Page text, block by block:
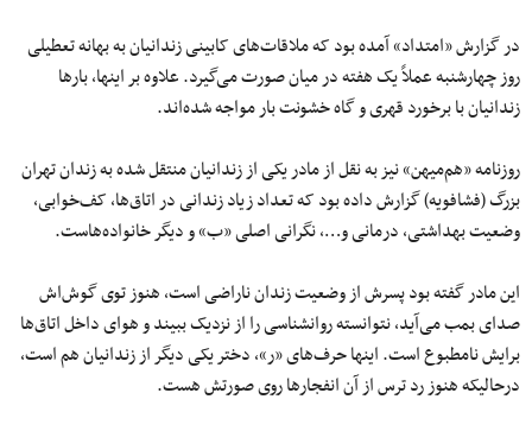
در گزارش «امتداد» آمده بود که ملاقات‌های کابینی زندانیان به بهانه تعطیلی
روز چهارشنبه عملاً یک هفته در میان صورت می‌گیرد. علاوه بر اینها، بارها
زندانیان با برخورد قهری و گاه خشونت بار مواجه شده‌اند.
روزنامه «هم‌میهن» نیز به نقل از مادر یکی از زندانیان منتقل شده به زندان تهران
بزرگ (فشافویه) گزارش داده بود که تعداد زیاد زندانی در اتاق‌‏ها، کف‌‏خوابی،
وضعیت بهداشتی، درمانی و…، نگرانی اصلی «ب» و دیگر خانواده‌‏هاست.
این مادر گفته بود پسرش از وضعیت زندان ناراضی است، هنوز توی گوش‌اش
صدای بمب می‌‏آید، نتوانسته روانشناسی را از نزدیک ببیند و هوای داخل اتاق‌‏ها
برایش نامطبوع است. اینها حرف‌‏های «ر»، دختر یکی دیگر از زندانیان هم است،
درحالی‏که هنوز رد ترس از آن انفجارها روی صورتش هست.